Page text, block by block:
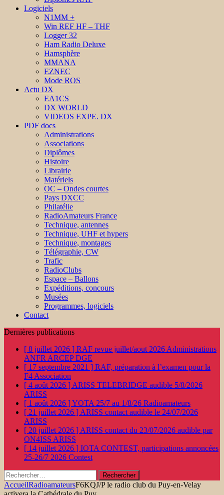
Logiciels
N1MM +
Win REF HF – THF
Logger 32
Ham Radio Deluxe
Hamsphère
MMANA
EZNEC
Mode ROS
Actu DX
EA1CS
DX WORLD
VIDEOS EXPE. DX
PDF docs
Administrations
Associations
Diplômes
Histoire
Librairie
Matériels
OC – Ondes courtes
Pays DXCC
Philatélie
RadioAmateurs France
Technique, antennes
Technique, UHF et hypers
Technique, montages
Télégraphie, CW
Trafic
RadioClubs
Espace – Ballons
Expéditions, concours
Musées
Programmes, logiciels
Contact
Dernières publications
[ 8 juillet 2026 ] RAF revue juillet/aout 2026 Administrations
ANFR ARCEP DGE
[ 17 septembre 2021 ] RAF, préparation à l’examen pour la
F4 Association
[ 4 août 2026 ] ARISS TELEBRIDGE audible 5/8/2026
ARISS
[ 1 août 2026 ]YOTA 25/7 au 1/8/26 Radioamateurs
[ 21 juillet 2026 ] ARISS contact audible le 24/07/2026
ARISS
[ 20 juillet 2026 ] ARISS contact du 23/07/2026 audible par
ON4ISS ARISS
[ 14 juillet 2026 ] IOTA CONTEST, participations annoncées
25-26/7 2026 Contest
Rechercher :
AccueilRadioamateursF6KQJ/P le radio club du Puy-en-Velay